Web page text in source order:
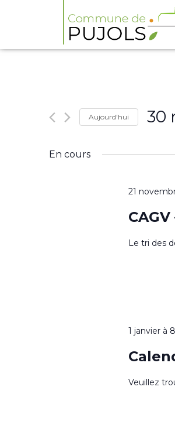
Aujourd'hui 30
une
En cours
21
Le tri des
1 janvier à
Veuillez